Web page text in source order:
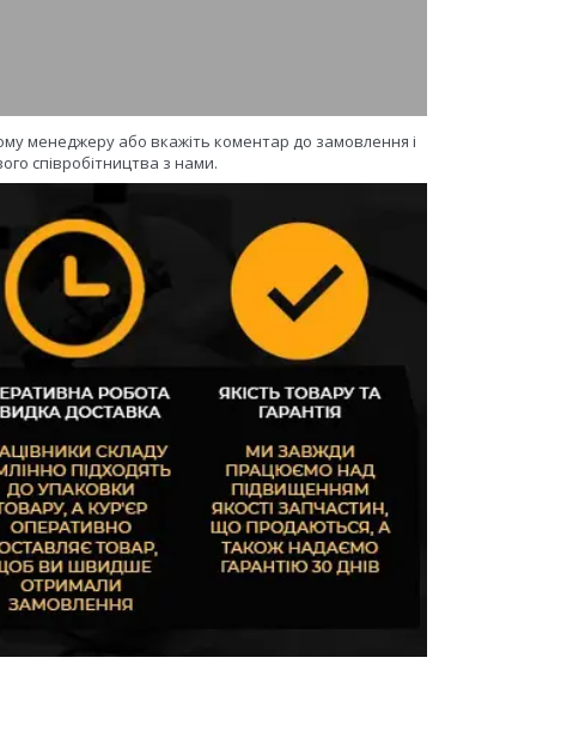
менеджеру або вкажіть коментар до замовлення і
співробітництва з нами.